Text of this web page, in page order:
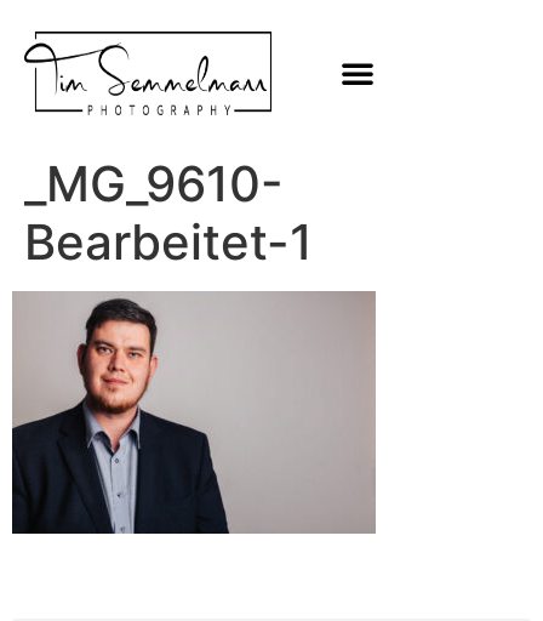
_MG_9610-
Bearbeitet-1